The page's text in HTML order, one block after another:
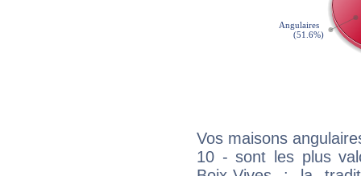
Vos maisons
10 - sont les plus